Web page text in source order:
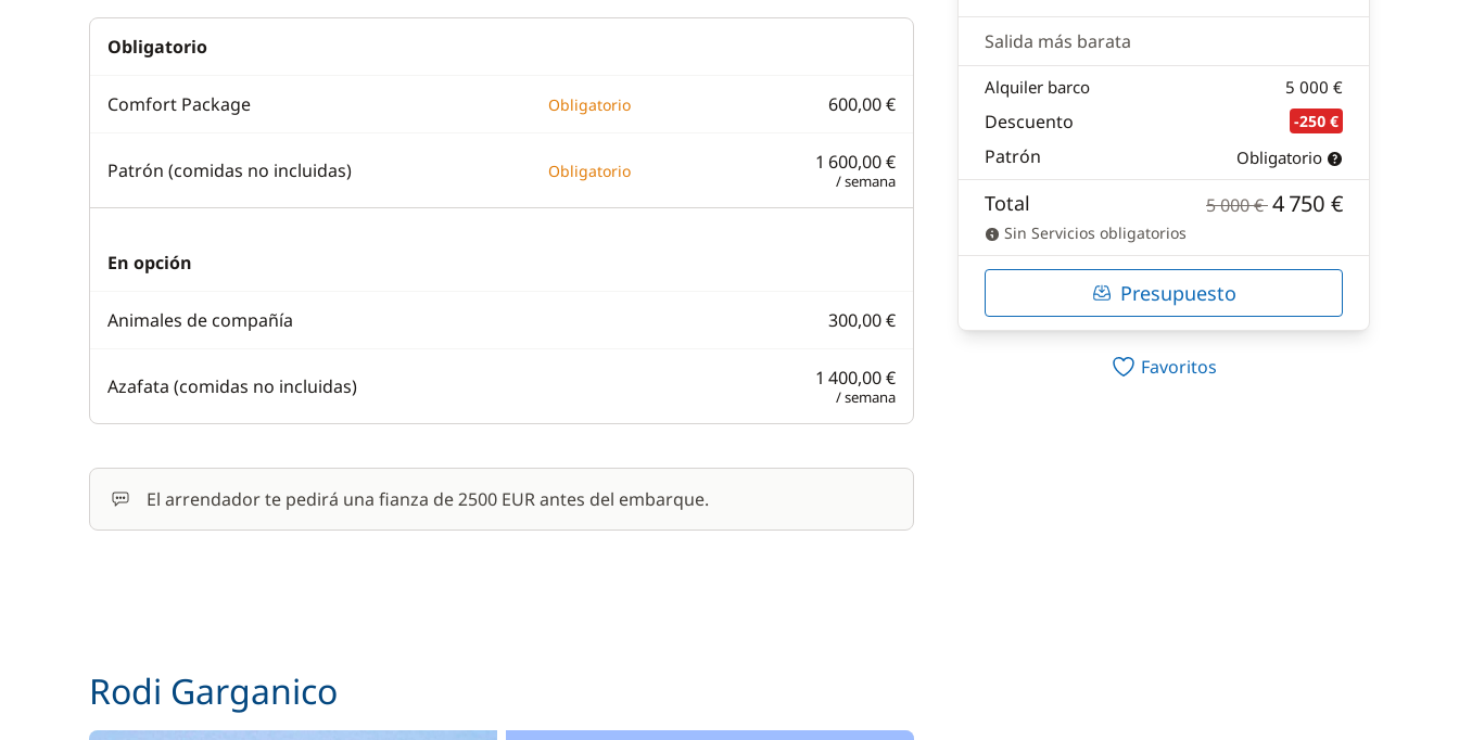
Obligatorio
Comfort Package Obligatorio 600,00 €
Patrón (comidas no incluidas) Obligatorio 1 600,00 €
/ semana
En opción
Animales de compañía 300,00 €
Azafata (comidas no incluidas) 1 400,00 €
/ semana
El arrendador te pedirá una fianza de 2500 EUR antes del embarque.
Rodi Garganico
Salida más barata
Alquiler barco 5 000 €
Descuento -250 €
Patrón Obligatorio
Total 5 000 €4 750 €
Sin Servicios obligatorios
Presupuesto
Favoritos